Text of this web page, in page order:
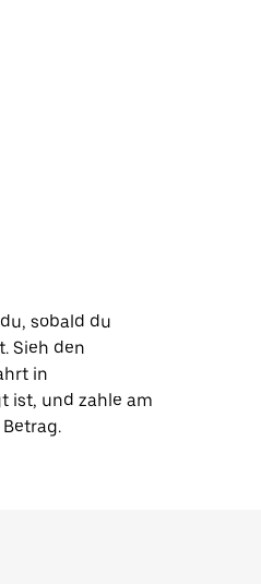
sobald du
Sieh den
in
ist, und zahle am